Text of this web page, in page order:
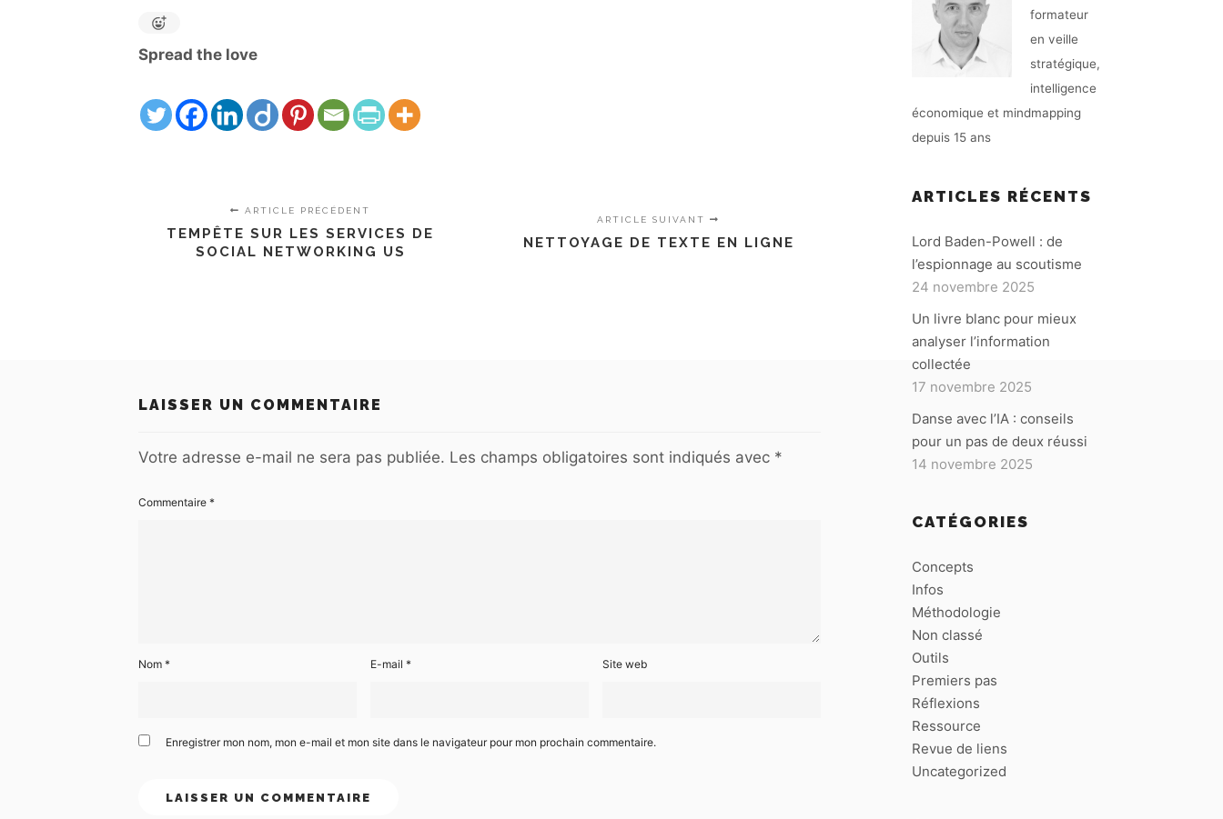
Spread the love
ARTICLE PRÉCÉDENT
TEMPÊTE SUR LES SERVICES DE
SOCIAL NETWORKING US
ARTICLE SUIVANT
NETTOYAGE DE TEXTE EN LIGNE
LAISSER UN COMMENTAIRE
Votre adresse e-mail ne sera pas publiée. Les champs obligatoires sont indiqués avec *
Commentaire *
Nom * E-mail * Site web
Enregistrer mon nom, mon e-mail et mon site dans le navigateur pour mon prochain commentaire.
formateur
en veille
stratégique,
intelligence
économique et mindmapping
depuis 15 ans
ARTICLES RÉCENTS
Lord Baden-Powell : de
l’espionnage au scoutisme
24 novembre 2025
Un livre blanc pour mieux
analyser l’information
collectée
17 novembre 2025
Danse avec l’IA : conseils
pour un pas de deux réussi
14 novembre 2025
CATÉGORIES
Concepts
Infos
Méthodologie
Non classé
Outils
Premiers pas
Réflexions
Ressource
Revue de liens
Uncategorized